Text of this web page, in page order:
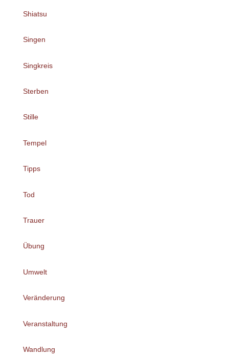
Shiatsu
Singen
Singkreis
Sterben
Stille
Tempel
Tipps
Tod
Trauer
Übung
Umwelt
Veränderung
Veranstaltung
Wandlung